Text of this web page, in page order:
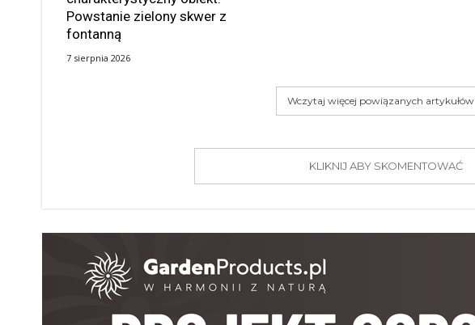
Powstanie zielony skwer z
fontanną
7 sierpnia 2026
Wczytaj więcej powiązanych artykułów
KLIKNIJ ABY SKOMENTOWAĆ